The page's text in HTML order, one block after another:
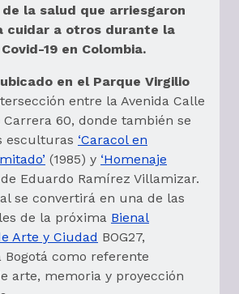
la salud que arriesgaron
cuidar a otros durante la
19 en Colombia.
ubicado en el Parque Virgilio
entre la Avenida Calle
Carrera 60, donde también se
esculturas ‘Caracol en
(1985) y ‘Homenaje
Eduardo Ramírez Villamizar.
se convertirá en una de las
de la próxima Bienal
Arte y Ciudad BOG27,
como referente
arte, memoria y proyección